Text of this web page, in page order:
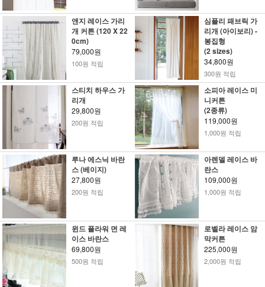
앤지 레이스 가리
개 커튼 (120 X 22
0cm)
79,000원
100원 적립
심플리 패브릭 가
리개 (아이보리) -
봉집형
(2 sizes)
34,800원
300원 적립
스티치 하우스 가
리개
29,800원
200원 적립
소피아 레이스 미
니커튼
(2종류)
119,000원
1,000원 적립
루나 에스닉 바란
스 (베이지)
27,800원
200원 적립
아렌델 레이스 바
란스
109,000원
1,000원 적립
윈드 플라워 면 레
이스 바란스
69,800원
500원 적립
로벨라 레이스 암
막커튼
225,000원
2,000원 적립